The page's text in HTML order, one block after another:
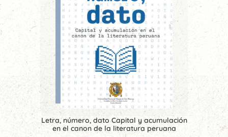
Letra, número, dato Capital y acumulación
en el canon de la literatura peruana